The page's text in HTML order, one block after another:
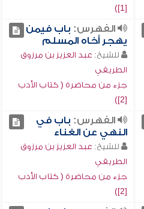
[1])
الفهرس: باب فيمن
يهجر أخاه المسلم
للشيخ: عبد العزيز بن مرزوق
الطريفي
جزء من محاضرة ( كتاب الأدب
[2])
الفهرس: باب في
النهي عن الغناء
للشيخ: عبد العزيز بن مرزوق
الطريفي
جزء من محاضرة ( كتاب الأدب
[2])